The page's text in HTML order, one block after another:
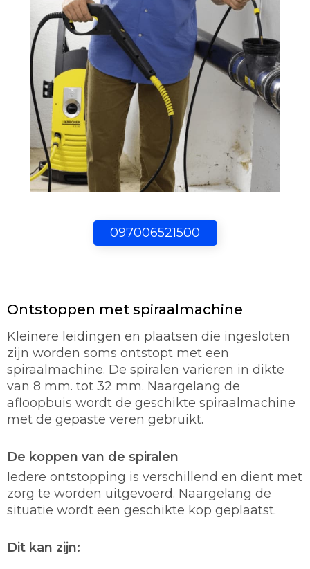
097006521500
Ontstoppen met spiraalmachine
Kleinere leidingen en plaatsen die ingesloten
zijn worden soms ontstopt met een
spiraalmachine. De spiralen variëren in dikte
van 8 mm. tot 32 mm. Naargelang de
afloopbuis wordt de geschikte spiraalmachine
met de gepaste veren gebruikt.
De koppen van de spiralen
Iedere ontstopping is verschillend en dient met
zorg te worden uitgevoerd. Naargelang de
situatie wordt een geschikte kop geplaatst.
Dit kan zijn: